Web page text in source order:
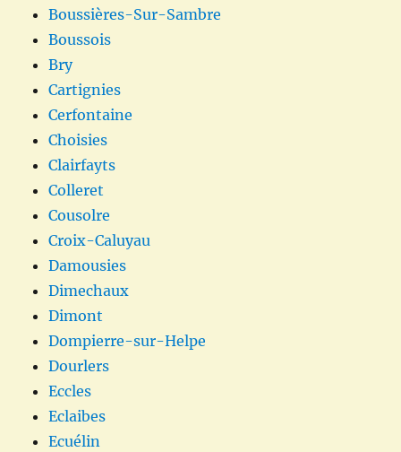
Boussières-Sur-Sambre
Boussois
Bry
Cartignies
Cerfontaine
Choisies
Clairfayts
Colleret
Cousolre
Croix-Caluyau
Damousies
Dimechaux
Dimont
Dompierre-sur-Helpe
Dourlers
Eccles
Eclaibes
Ecuélin